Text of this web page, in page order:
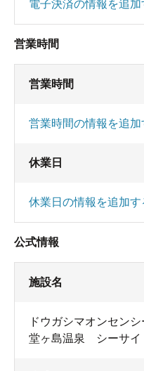
電子決済の情報を追加
営業時間
営業時間
営業時間の情報を追加
休業日
休業日の情報を追加す
公式情報
施設名
ドウガシマオンセン
堂ヶ島温泉 シーサイ